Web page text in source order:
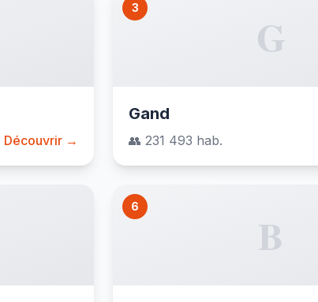
Découvrir →
3
G
Gand
👥 231 493 hab.
6
B